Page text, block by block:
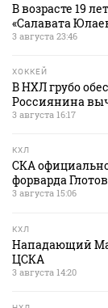
В возрасте 19
«Салавата
3 августа 23:46
ХОККЕЙ
В НХЛ грубо
Россиянина
3 августа 16:17
КХЛ
СКА
форварда
3 августа 15:06
КХЛ
Нападающий
ЦСКА
3 августа 14:20